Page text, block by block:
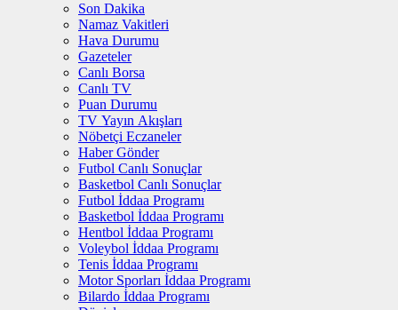
Son Dakika
Namaz Vakitleri
Hava Durumu
Gazeteler
Canlı Borsa
Canlı TV
Puan Durumu
TV Yayın Akışları
Nöbetçi Eczaneler
Haber Gönder
Futbol Canlı Sonuçlar
Basketbol Canlı Sonuçlar
Futbol İddaa Programı
Basketbol İddaa Programı
Hentbol İddaa Programı
Voleybol İddaa Programı
Tenis İddaa Programı
Motor Sporları İddaa Programı
Bilardo İddaa Programı